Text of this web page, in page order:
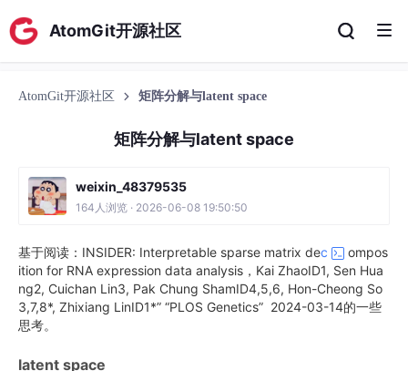
AtomGit开源社区
AtomGit开源社区 矩阵分解与latent space
矩阵分解与latent space
weixin_48379535
164人浏览 · 2026-06-08 19:50:50
基于阅读：INSIDER: Interpretable sparse matrix dec
ompos
ition for RNA expression data analysis，Kai ZhaoID1, Sen Hua
ng2, Cuichan Lin3, Pak Chung ShamID4,5,6, Hon-Cheong So
3,7,8*, Zhixiang LinID1*” “PLOS Genetics” 2024-03-14的一些
思考。
latent space